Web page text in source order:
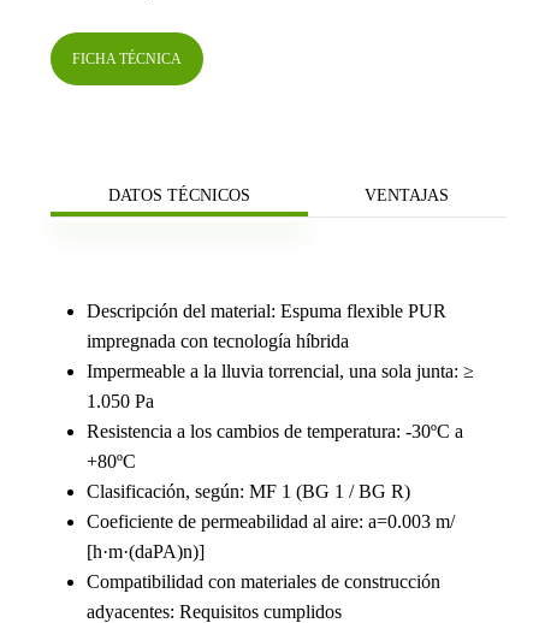
FICHA TÉCNICA
DATOS TÉCNICOS VENTAJAS
Descripción del material: Espuma flexible PUR
impregnada con tecnología híbrida
Impermeable a la lluvia torrencial, una sola junta: ≥
1.050 Pa
Resistencia a los cambios de temperatura: -30ºC a
+80ºC
Clasificación, según: MF 1 (BG 1 / BG R)
Coeficiente de permeabilidad al aire: a=0.003 m/
[h·m·(daPA)n)]
Compatibilidad con materiales de construcción
adyacentes: Requisitos cumplidos